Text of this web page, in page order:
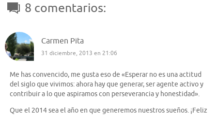
8 comentarios:
Carmen Pita
31 diciembre, 2013 en 21:06
Me has convencido, me gusta eso de «Esperar no es una actitud
del siglo que vivimos: ahora hay que generar, ser agente activo y
contribuir a lo que aspiramos con perseverancia y honestidad».
Que el 2014 sea el año en que generemos nuestros sueños. ¡Feliz